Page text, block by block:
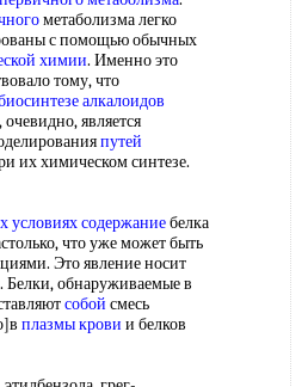
метаболизма легко
с помощью обычных
химии. Именно это
тому, что
алкалоидов
является
путей
их химическом синтезе.
условиях содержаниебелка
что уже может быть
Это явление носит
Белки, обнаруживаемые в
собой смесь
плазмы крови и белков